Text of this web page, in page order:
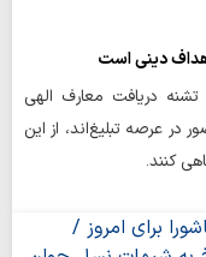
دینی است
دریافت معارف الهی
عرصه تبلیغ‌اند، از این
کنند.